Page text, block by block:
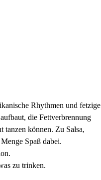
Rhythmen und fetzige
die Fettverbrennung
können. Zu Salsa,
Spaß dabei.
zu trinken.